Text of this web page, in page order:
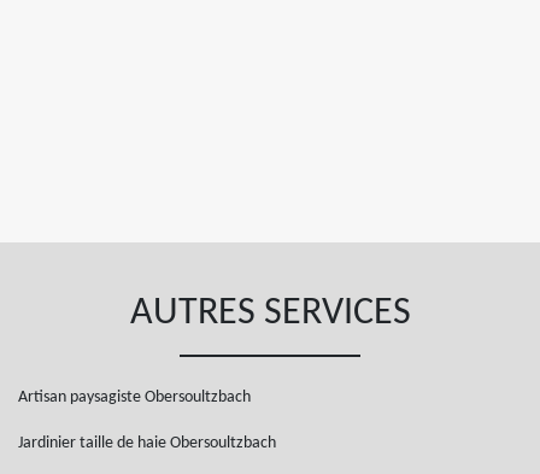
AUTRES SERVICES
Artisan paysagiste Obersoultzbach
Jardinier taille de haie Obersoultzbach